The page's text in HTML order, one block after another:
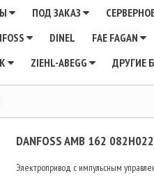
ПОД ЗАКАЗ
DINEL FAE FAGAN
ZIEHL-ABEGG ДРУГИЕ
DANFOSS AMB 162
Электропривод с импульсным